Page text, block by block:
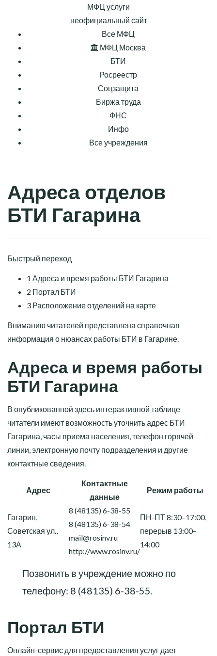
МФЦ услуги
неофициальный сайт
Все МФЦ
МФЦ Москва
БТИ
Росреестр
Соцзащита
Биржа труда
ФНС
Инфо
Все учреждения
Адреса отделов
БТИ Гагарина
Быстрый переход
1 Адреса и время работы БТИ Гагарина
2 Портал БТИ
3 Расположение отделений на карте
Вниманию читателей представлена справочная
информация о нюансах работы БТИ в Гагарине.
Адреса и время работы
БТИ Гагарина
В опубликованной здесь интерактивной таблице
читатели имеют возможность уточнить адрес БТИ
Гагарина, часы приема населения, телефон горячей
линии, электронную почту подразделения и другие
контактные сведения.
Адрес
Контактные
данные
Режим работы
Гагарин,
Советская ул.,
13А
8 (48135) 6-38-55
8 (48135) 6-38-54
mail@rosinv.ru
http://www.rosinv.ru/
ПН-ПТ 8:30–17:00,
перерыв 13:00–
14:00
Позвонить в учреждение можно по
телефону: 8 (48135) 6-38-55.
Портал БТИ
Онлайн-сервис для предоставления услуг дает